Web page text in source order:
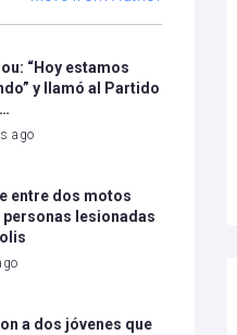
“Hoy estamos
y llamó al Partido
ago
entre dos motos
lesionadas
a dos jóvenes que